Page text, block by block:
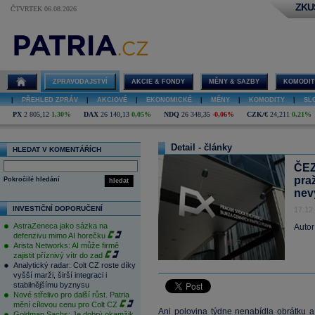
ČTVRTEK 06.08.2026
ZPRAVODAJSTVÍ AKCIE & FONDY MĚNY & SAZBY
PŘEHLED ZPRÁV AKCIOVÉ EKONOMICKÉ MĚNY KOMODITY
PX 2 805,12 1,30% DAX 26 140,13 0,05% NDQ 26 348,35 -0,06% CZK/€ 24,211 0,21%
HLEDAT V KOMENTÁŘÍCH
hledat
Pokročilé hledání
INVESTIČNÍ DOPORUČENÍ
AstraZeneca jako sázka na
defenzivu mimo AI horečku
Arista Networks: AI může firmě
zajistit příznivý vítr do zad
Analytický radar: Colt CZ roste díky
vyšší marži, širší integraci i
stabilnějšímu byznysu
Nové střelivo pro další růst. Patria
mění cílovou cenu pro Colt CZ
Detail - články
Ani polovina týdne nenabídla obrátku